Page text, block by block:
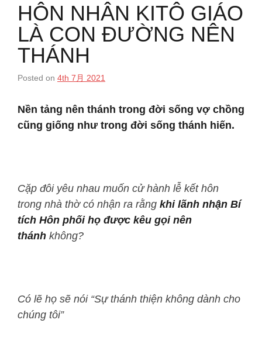
HÔN NHÂN KITÔ GIÁO
LÀ CON ĐƯỜNG NÊN
THÁNH
Posted on 4th 7月 2021
Nền tảng nên thánh trong đời sống vợ chồng
cũng giống như trong đời sống thánh hiến.
Cặp đôi yêu nhau muốn cử hành lễ kết hôn
trong nhà thờ có nhận ra rằng khi lãnh nhận Bí
tích Hôn phối họ được kêu gọi nên
thánh không?
Có lẽ họ sẽ nói “Sự thánh thiện không dành cho
chúng tôi”